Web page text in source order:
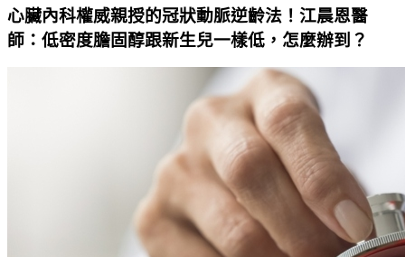
心臟內科權威親授的冠狀動脈逆齡法！江晨恩醫
師：低密度膽固醇跟新生兒一樣低，怎麼辦到？